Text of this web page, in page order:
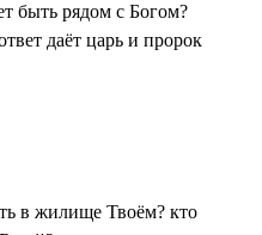
быть рядом с Богом?
даёт царь и пророк
в жилище Твоём? кто